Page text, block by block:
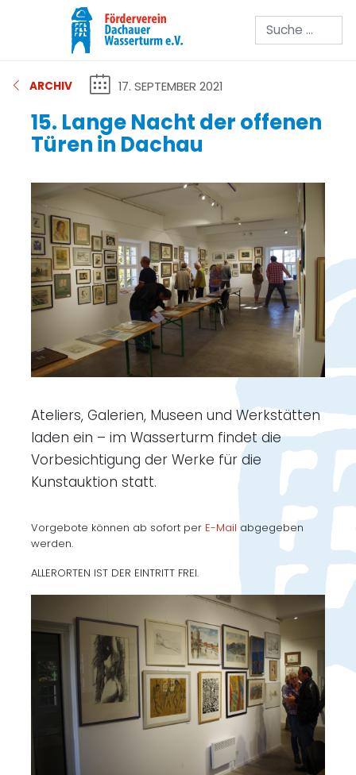
Suchen
ARCHIV 17. SEPTEMBER 2021
15. Lange Nacht der offenen
Türen in Dachau
Ateliers, Galerien, Museen und Werkstätten
laden ein – im Wasserturm findet die
Vorbesichtigung der Werke für die
Kunstauktion statt.
Vorgebote können ab sofort per E-Mail abgegeben
werden.
ALLERORTEN IST DER EINTRITT FREI.